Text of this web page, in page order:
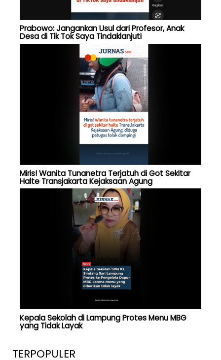
Prabowo: Jangankan Usul dari Profesor, Anak
Desa di Tik Tok Saya Tindaklanjuti
Miris! Wanita Tunanetra Terjatuh di Got Sekitar
Halte Transjakarta Kejaksaan Agung
Kepala Sekolah di Lampung Protes Menu MBG
yang Tidak Layak
TERPOPULER